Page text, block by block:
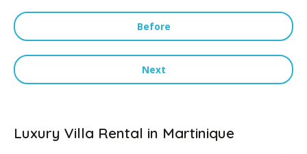
Before
Next
Luxury Villa Rental in Martinique